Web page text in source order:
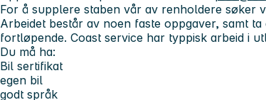
For å supplere staben vår av renholdere søker
Arbeidet består av noen faste oppgaver, samt
fortløpende. Coast service har typpisk arbeid i
Du må ha:
Bil sertifikat
egen bil
godt språk